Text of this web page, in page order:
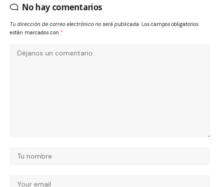
No hay comentarios
Tu dirección de correo electrónico no será publicada. Los campos obligatorios
están marcados con *